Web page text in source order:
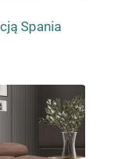
Spania